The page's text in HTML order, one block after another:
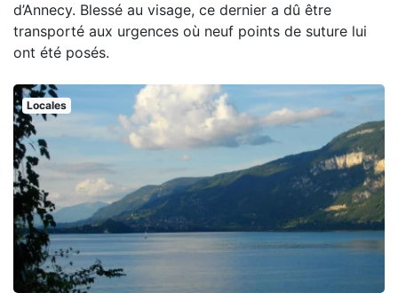
d’Annecy. Blessé au visage, ce dernier a dû être
transporté aux urgences où neuf points de suture lui
ont été posés.
Locales